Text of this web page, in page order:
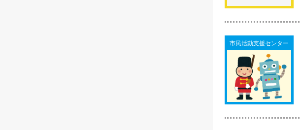
市民活動支援センター